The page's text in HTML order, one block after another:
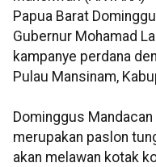
Papua Barat
Gubernur Mohamad
kampanye perdana
Pulau Mansinam,
Dominggus
merupakan paslon
akan melawan kotak